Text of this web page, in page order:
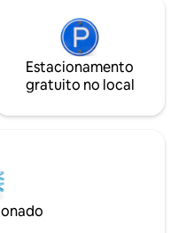
Estacionamento
gratuito no local